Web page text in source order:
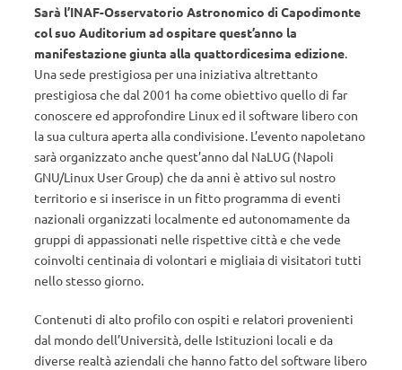
Sarà l’INAF-Osservatorio Astronomico di Capodimonte
col suo Auditorium ad ospitare quest’anno la
manifestazione giunta alla quattordicesima edizione.
Una sede prestigiosa per una iniziativa altrettanto
prestigiosa che dal 2001 ha come obiettivo quello di far
conoscere ed approfondire Linux ed il software libero con
la sua cultura aperta alla condivisione. L’evento napoletano
sarà organizzato anche quest’anno dal NaLUG (Napoli
GNU/Linux User Group) che da anni è attivo sul nostro
territorio e si inserisce in un fitto programma di eventi
nazionali organizzati localmente ed autonomamente da
gruppi di appassionati nelle rispettive città e che vede
coinvolti centinaia di volontari e migliaia di visitatori tutti
nello stesso giorno.
Contenuti di alto profilo con ospiti e relatori provenienti
dal mondo dell’Università, delle Istituzioni locali e da
diverse realtà aziendali che hanno fatto del software libero